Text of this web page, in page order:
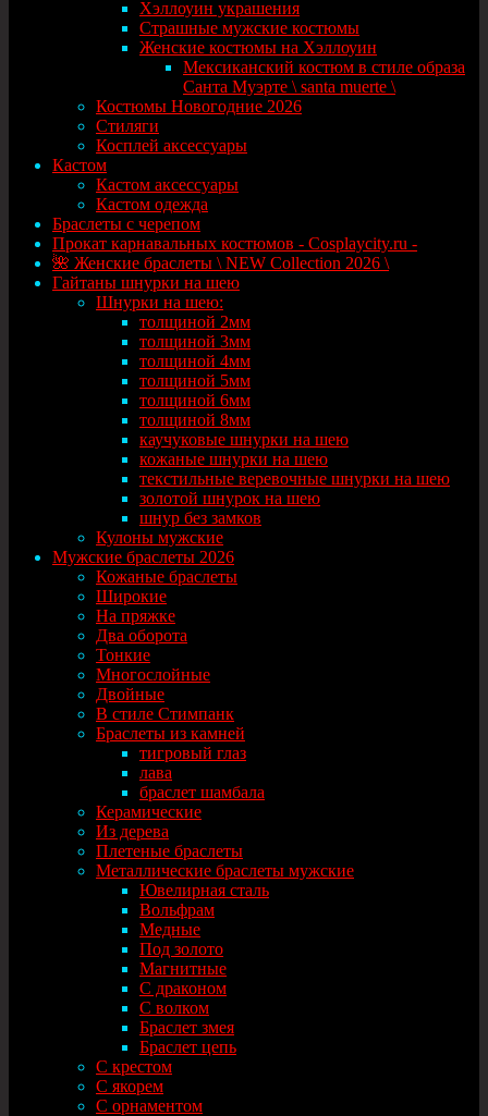
Хэллоуин украшения
Страшные мужские костюмы
Женские костюмы на Хэллоуин
Мексиканский костюм в стиле образа
Санта Муэрте \ santa muerte \
Костюмы Новогодние 2026
Стиляги
Косплей аксессуары
Кастом
Кастом аксессуары
Кастом одежда
Браслеты с черепом
Прокат карнавальных костюмов - Cosplaycity.ru -
🌺 Женские браслеты \ NEW Collection 2026 \
Гайтаны шнурки на шею
Шнурки на шею:
толщиной 2мм
толщиной 3мм
толщиной 4мм
толщиной 5мм
толщиной 6мм
толщиной 8мм
каучуковые шнурки на шею
кожаные шнурки на шею
текстильные веревочные шнурки на шею
золотой шнурок на шею
шнур без замков
Кулоны мужские
Мужские браслеты 2026
Кожаные браслеты
Широкие
На пряжке
Два оборота
Тонкие
Многослойные
Двойные
В стиле Стимпанк
Браслеты из камней
тигровый глаз
лава
браслет шамбала
Керамические
Из дерева
Плетеные браслеты
Металлические браслеты мужские
Ювелирная сталь
Вольфрам
Медные
Под золото
Магнитные
С драконом
С волком
Браслет змея
Браслет цепь
С крестом
С якорем
С орнаментом